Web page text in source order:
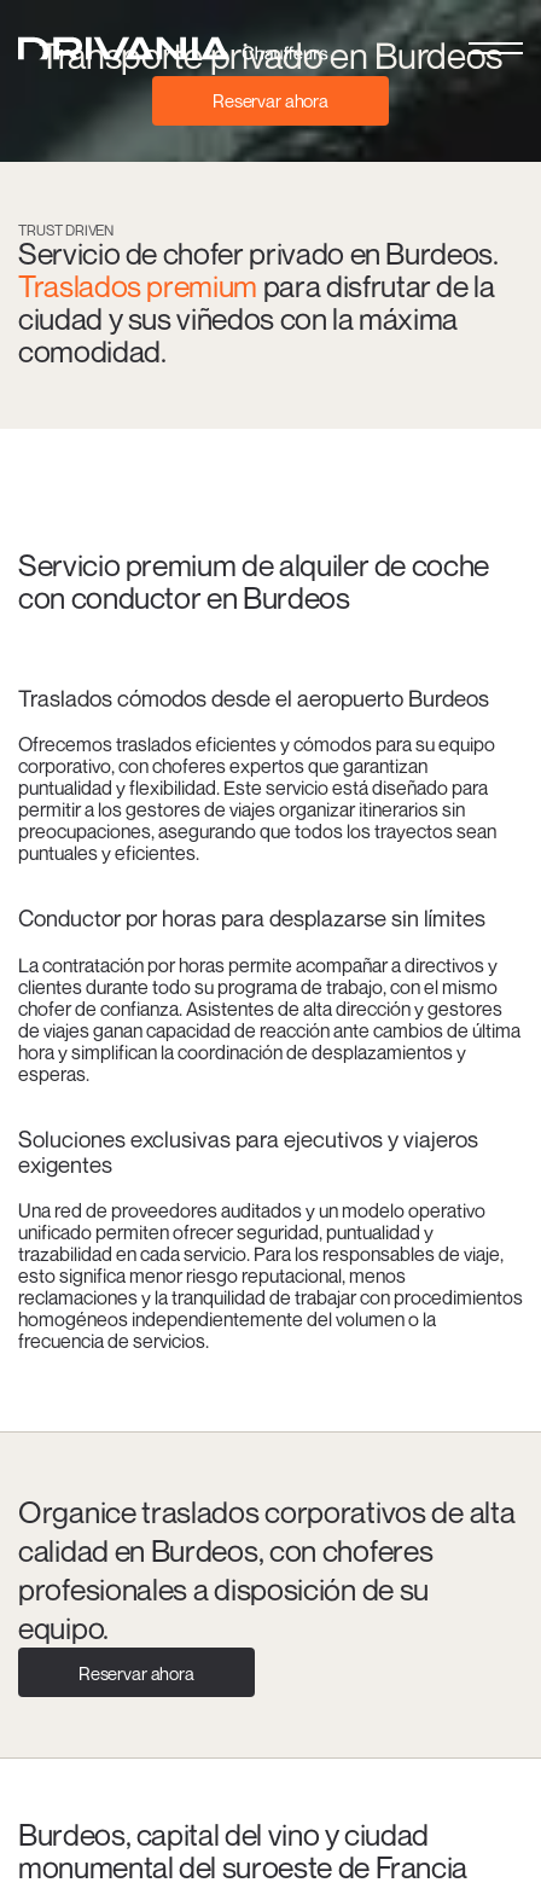
Transporte privado en Burdeos
Reservar ahora
TRUST DRIVEN
Servicio de chofer privado en Burdeos.
Traslados premium para disfrutar de la
ciudad y sus viñedos con la máxima
comodidad.
Servicio premium de alquiler de coche
con conductor en Burdeos
Traslados cómodos desde el aeropuerto Burdeos
Ofrecemos traslados eficientes y cómodos para su equipo
corporativo, con choferes expertos que garantizan
puntualidad y flexibilidad. Este servicio está diseñado para
permitir a los gestores de viajes organizar itinerarios sin
preocupaciones, asegurando que todos los trayectos sean
puntuales y eficientes.
Conductor por horas para desplazarse sin límites
La contratación por horas permite acompañar a directivos y
clientes durante todo su programa de trabajo, con el mismo
chofer de confianza. Asistentes de alta dirección y gestores
de viajes ganan capacidad de reacción ante cambios de última
hora y simplifican la coordinación de desplazamientos y
esperas.
Soluciones exclusivas para ejecutivos y viajeros
exigentes
Una red de proveedores auditados y un modelo operativo
unificado permiten ofrecer seguridad, puntualidad y
trazabilidad en cada servicio. Para los responsables de viaje,
esto significa menor riesgo reputacional, menos
reclamaciones y la tranquilidad de trabajar con procedimientos
homogéneos independientemente del volumen o la
frecuencia de servicios.
Organice traslados corporativos de alta
calidad en Burdeos, con choferes
profesionales a disposición de su
equipo.
Reservar ahora
Burdeos, capital del vino y ciudad
monumental del suroeste de Francia